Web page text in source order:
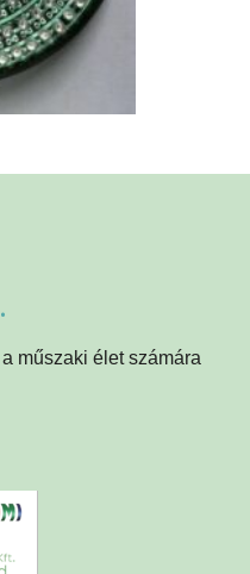
műszaki élet számára